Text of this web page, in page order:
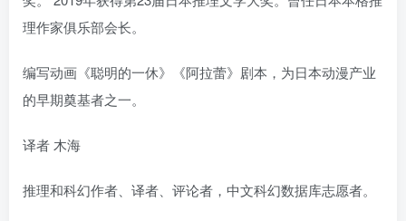
理作家俱乐部会长。
编写动画《聪明的一休》《阿拉蕾》剧本，为日本动漫产业
的早期奠基者之一。
译者 木海
推理和科幻作者、译者、评论者，中文科幻数据库志愿者。